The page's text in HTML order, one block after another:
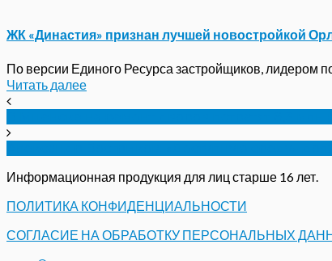
ЖК «Династия» признан лучшей новостройкой
По версии Единого Ресурса застройщиков, лидером
Читать далее
Информационная продукция для лиц старше 16 лет.
ПОЛИТИКА КОНФИДЕНЦИАЛЬНОСТИ
СОГЛАСИЕ НА ОБРАБОТКУ ПЕРСОНАЛЬНЫХ